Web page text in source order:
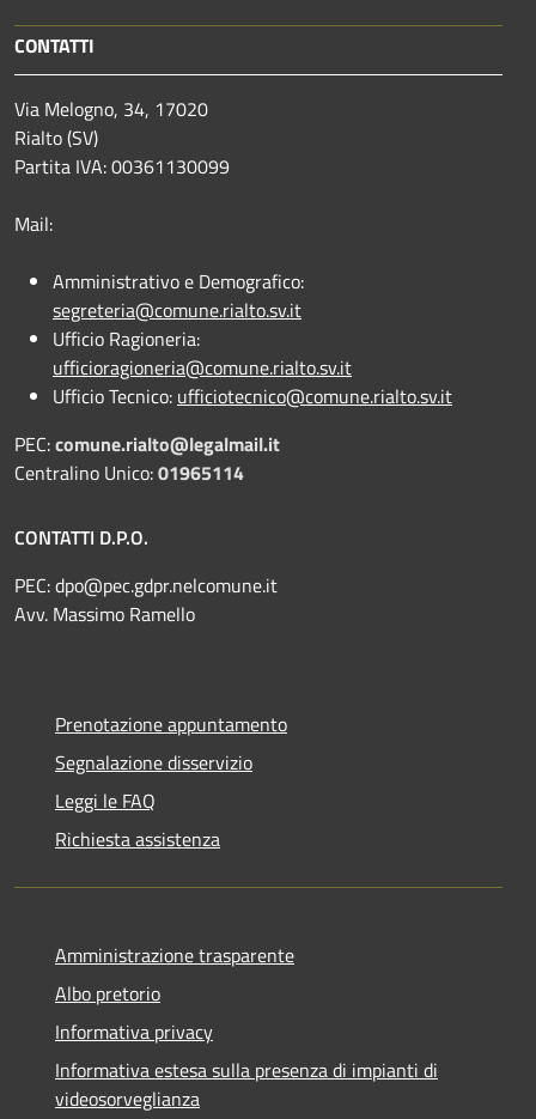
CONTATTI
Via Melogno, 34, 17020
Rialto (SV)
Partita IVA: 00361130099
Mail:
Amministrativo e Demografico:
segreteria@comune.rialto.sv.it
Ufficio Ragioneria:
ufficioragioneria@comune.rialto.sv.it
Ufficio Tecnico: ufficiotecnico@comune.rialto.sv.it
PEC:comune.rialto@legalmail.it
Centralino Unico:01965114
CONTATTI D.P.O.
PEC:dpo@pec.gdpr.nelcomune.it
Avv. Massimo Ramello
Prenotazione appuntamento
Segnalazione disservizio
Leggi le FAQ
Richiesta assistenza
Amministrazione trasparente
Albo pretorio
Informativa privacy
Informativa estesa sulla presenza di impianti di
videosorveglianza